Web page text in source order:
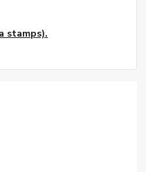
stamps).